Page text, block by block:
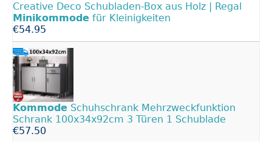
Creative Deco Schubladen-Box aus Holz | Regal
Minikommode für Kleinigkeiten
€54.95
Kommode Schuhschrank Mehrzweckfunktion
Schrank 100x34x92cm 3 Türen 1 Schublade
€57.50